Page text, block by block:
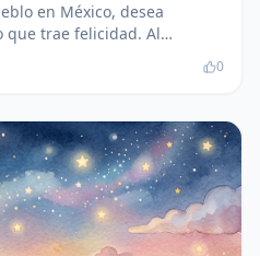
en México, desea
trae felicidad. Al
especial: pétalos que
y amor.
0